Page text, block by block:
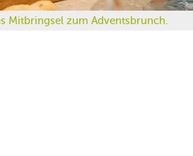
Mitbringsel zum Adventsbrunch.